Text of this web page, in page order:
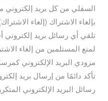
السفلي من كل بريد
بإلغاء الاشتراك (إلغاء
تلقي أي رسائل بريد
لمنع المستلمين من إلغاء
مزودي البريد الإلكتروني
تأكد دائمًا من إرسال بريد
رسائل البريد الإلكتروني